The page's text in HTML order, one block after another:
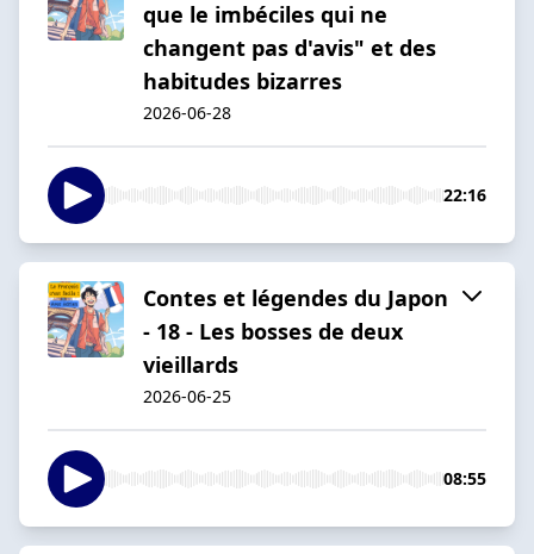
que le imbéciles qui ne
changent pas d'avis" et des
habitudes bizarres
2026-06-28
22:16
Contes et légendes du Japon
- 18 - Les bosses de deux
vieillards
2026-06-25
08:55